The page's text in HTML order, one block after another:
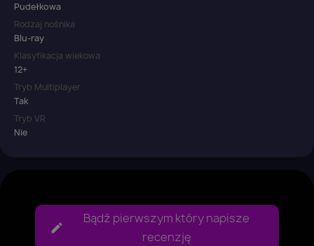
Pudełkowa
Rodzaj nośnika
Blu-ray
Klasyfikacja wiekowa
12+
Tryb Multiplayer
Tak
Tryb VR
Nie
Bądź pierwszym który napisze
recenzję